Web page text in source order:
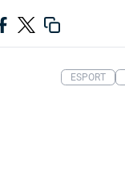
ESPORT